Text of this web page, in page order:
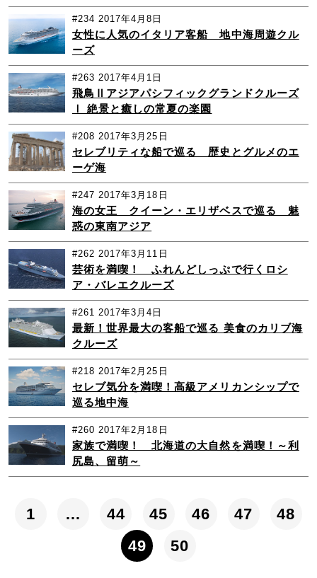
#234 2017年4月8日
女性に人気のイタリア客船 地中海周遊クル
ーズ
#263 2017年4月1日
飛鳥Ⅱアジアパシフィックグランドクルーズ
Ⅰ 絶景と癒しの常夏の楽園
#208 2017年3月25日
セレブリティな船で巡る 歴史とグルメのエ
ーゲ海
#247 2017年3月18日
海の女王 クイーン・エリザベスで巡る 魅
惑の東南アジア
#262 2017年3月11日
芸術を満喫！ ふれんどしっぷで行くロシ
ア・バレエクルーズ
#261 2017年3月4日
最新！世界最大の客船で巡る 美食のカリブ海
クルーズ
#218 2017年2月25日
セレブ気分を満喫！高級アメリカンシップで
巡る地中海
#260 2017年2月18日
家族で満喫！ 北海道の大自然を満喫！～利
尻島、留萌～
1 … 44 45 46 47
48
49
50